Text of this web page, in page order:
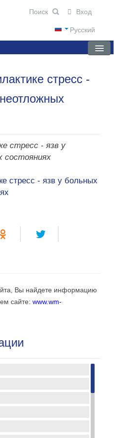
Русский
Вход
стресс -
стресс - язв у
состояниях
стресс - язв у больных
Вы найдете информацию
сайте:www.wm-
с гипертонической
практика
комбинации